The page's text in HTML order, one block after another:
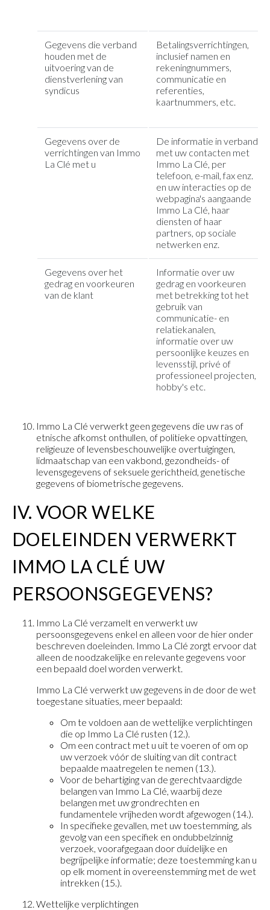
Gegevens die verband
houden met de
uitvoering van de
dienstverlening van
syndicus
Betalingsverrichtingen,
inclusief namen en
rekeningnummers,
communicatie en
referenties,
kaartnummers, etc.
Gegevens over de
verrichtingen van Immo
La Clé met u
De informatie in verband
met uw contacten met
Immo La Clé, per
telefoon, e-mail, fax enz.
en uw interacties op de
webpagina's aangaande
Immo La Clé, haar
diensten of haar
partners, op sociale
netwerken enz.
Gegevens over het
gedrag en voorkeuren
van de klant
Informatie over uw
gedrag en voorkeuren
met betrekking tot het
gebruik van
communicatie- en
relatiekanalen,
informatie over uw
persoonlijke keuzes en
levensstijl, privé of
professioneel projecten,
hobby's etc.
Immo La Clé verwerkt geen gegevens die uw ras of
etnische afkomst onthullen, of politieke opvattingen,
religieuze of levensbeschouwelijke overtuigingen,
lidmaatschap van een vakbond, gezondheids- of
levensgegevens of seksuele gerichtheid, genetische
gegevens of biometrische gegevens.
IV. VOOR WELKE
DOELEINDEN VERWERKT
IMMO LA CLÉ UW
PERSOONSGEGEVENS?
Immo La Clé verzamelt en verwerkt uw
persoonsgegevens enkel en alleen voor de hier onder
beschreven doeleinden. Immo La Clé zorgt ervoor dat
alleen de noodzakelijke en relevante gegevens voor
een bepaald doel worden verwerkt.
Immo La Clé verwerkt uw gegevens in de door de wet
toegestane situaties, meer bepaald:
Om te voldoen aan de wettelijke verplichtingen
die op Immo La Clé rusten (12.).
Om een contract met u uit te voeren of om op
uw verzoek vóór de sluiting van dit contract
bepaalde maatregelen te nemen (13.).
Voor de behartiging van de gerechtvaardigde
belangen van Immo La Clé, waarbij deze
belangen met uw grondrechten en
fundamentele vrijheden wordt afgewogen (14.).
In specifieke gevallen, met uw toestemming, als
gevolg van een specifiek en ondubbelzinnig
verzoek, voorafgegaan door duidelijke en
begrijpelijke informatie; deze toestemming kan u
op elk moment in overeenstemming met de wet
intrekken (15.).
Wettelijke verplichtingen